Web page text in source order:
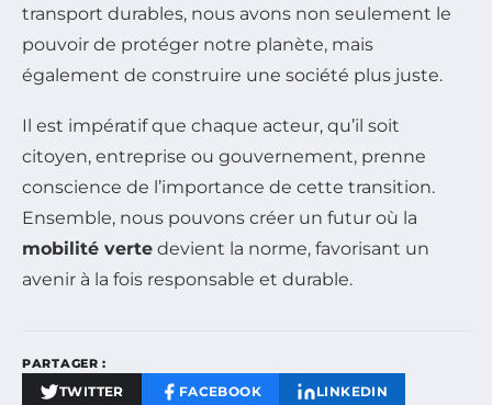
transport durables, nous avons non seulement le
pouvoir de protéger notre planète, mais
également de construire une société plus juste.
Il est impératif que chaque acteur, qu’il soit
citoyen, entreprise ou gouvernement, prenne
conscience de l’importance de cette transition.
Ensemble, nous pouvons créer un futur où la
mobilité verte devient la norme, favorisant un
avenir à la fois responsable et durable.
PARTAGER :
TWITTER FACEBOOK LINKEDIN